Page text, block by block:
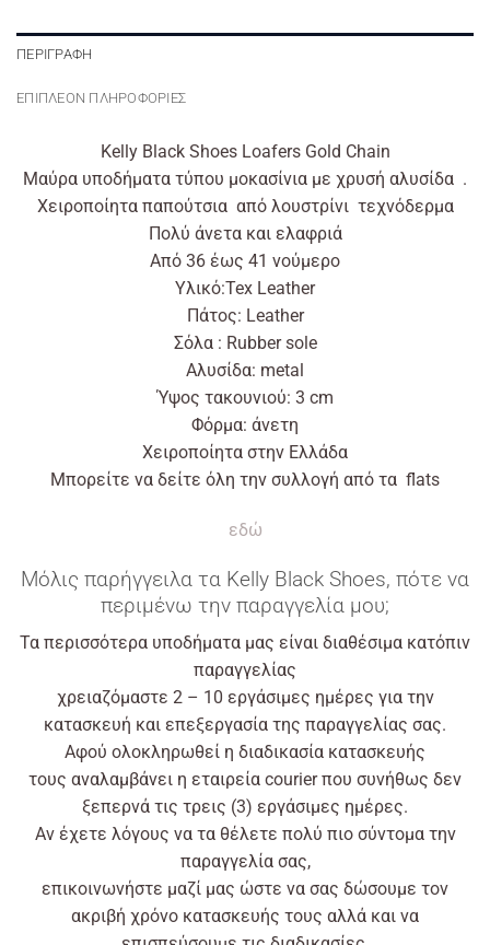
ΠΕΡΙΓΡΑΦΉ
ΕΠΙΠΛΈΟΝ ΠΛΗΡΟΦΟΡΊΕΣ
Kelly Black Shoes Loafers Gold Chain
Μαύρα υποδήματα τύπου μοκασίνια με χρυσή αλυσίδα .
Χειροποίητα παπούτσια απόλουστρίνι τεχνόδερμα
Πολύ άνετα και ελαφριά
Από 36 έως 41 νούμερο
Υλικό:Tex Leather
Πάτος: Leather
Σόλα : Rubber sole
Αλυσίδα: metal
Ύψος τακουνιού: 3 cm
Φόρμα: άνετη
Χειροποίητα στην Ελλάδα
Μπορείτε να δείτε όλη την συλλογή από τα flats
εδώ
Μόλις παρήγγειλα τα Kelly Black Shoes, πότε να
περιμένω την παραγγελία μου;
Τα περισσότερα υποδήματα μας είναι διαθέσιμα κατόπιν
παραγγελίας
χρειαζόμαστε 2 – 10 εργάσιμες ημέρες για την
κατασκευή και επεξεργασία της παραγγελίας σας.
Αφού ολοκληρωθεί η διαδικασία κατασκευής
τους αναλαμβάνει η εταιρεία courier που συνήθως δεν
ξεπερνά τις τρεις (3) εργάσιμες ημέρες.
Αν έχετε λόγους να τα θέλετε πολύ πιο σύντομα την
παραγγελία σας,
επικοινωνήστε μαζί μας ώστε να σας δώσουμε τον
ακριβή χρόνο κατασκευής τους αλλά και να